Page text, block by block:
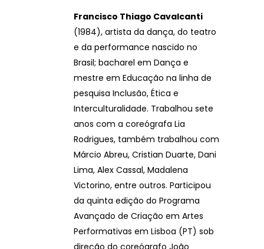
Francisco Thiago Cavalcanti
(1984), artista da dança, do teatro
e da performance nascido no
Brasil; bacharel em Dança e
mestre em Educação na linha de
pesquisa Inclusão, Ética e
Interculturalidade. Trabalhou sete
anos com a coreógrafa Lia
Rodrigues, também trabalhou com
Márcio Abreu, Cristian Duarte, Dani
Lima, Alex Cassal, Madalena
Victorino, entre outros. Participou
da quinta edição do Programa
Avançado de Criação em Artes
Performativas em Lisboa (PT) sob
direção do coreógrafo João